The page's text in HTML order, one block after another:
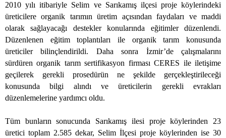
2010 yılı itibariyle Selim ve Sarıkamış ilçesi proje köylerindeki
üreticilere organik tarımın üretim açısından faydaları ve maddi
olarak sağlayacağı destekler konularında eğitimler düzenlendi.
Düzenlenen eğitim toplantıları ile organik tarım konusunda
üreticiler bilinçlendirildi. Daha sonra İzmir’de çalışmalarını
sürdüren organik tarım sertifikasyon firması CERES ile iletişime
geçilerek gerekli prosedürün ne şekilde gerçekleştirileceği
konusunda bilgi alındı ve üreticilerin gerekli evrakları
düzenlemelerine yardımcı oldu.
Tüm bunların sonucunda Sarıkamış ilesi proje köylerinden 23
üretici toplam 2.585 dekar, Selim İlçesi proje köylerinden ise 30